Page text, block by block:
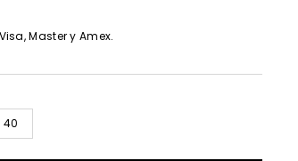
Master y Amex.
40